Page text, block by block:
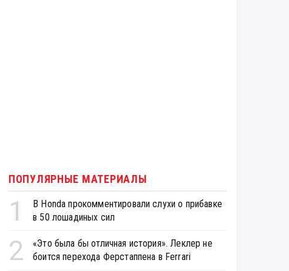
ПОПУЛЯРНЫЕ МАТЕРИАЛЫ
1
В Honda прокомментировали слухи о прибавке
в 50 лошадиных сил
2
«Это была бы отличная история». Леклер не
боится перехода Ферстаппена в Ferrari